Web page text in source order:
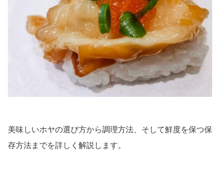
美味しいホヤの選び方から調理方法、そして鮮度を保つ保
存方法までを詳しく解説します。